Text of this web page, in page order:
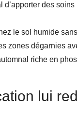
d’apporter des
le sol humide
zones dégarnies
riche en
lui